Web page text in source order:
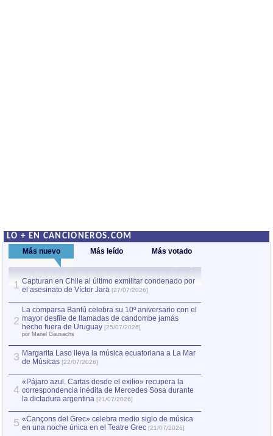
LO + EN CANCIONEROS.COM
Más nuevo Más leído Más votado
1 Capturan en Chile al último exmilitar condenado por
el asesinato de Víctor Jara [27/07/2026]
2
La comparsa Bantú celebra su 10º aniversario con el
mayor desfile de llamadas de candombe jamás
hecho fuera de Uruguay [25/07/2026]
por Manel Gausachs
3 Margarita Laso lleva la música ecuatoriana a La Mar
de Músicas [22/07/2026]
4
«Pájaro azul. Cartas desde el exilio» recupera la
correspondencia inédita de Mercedes Sosa durante
la dictadura argentina [21/07/2026]
5 «Cançons del Grec» celebra medio siglo de música
en una noche única en el Teatre Grec [21/07/2026]